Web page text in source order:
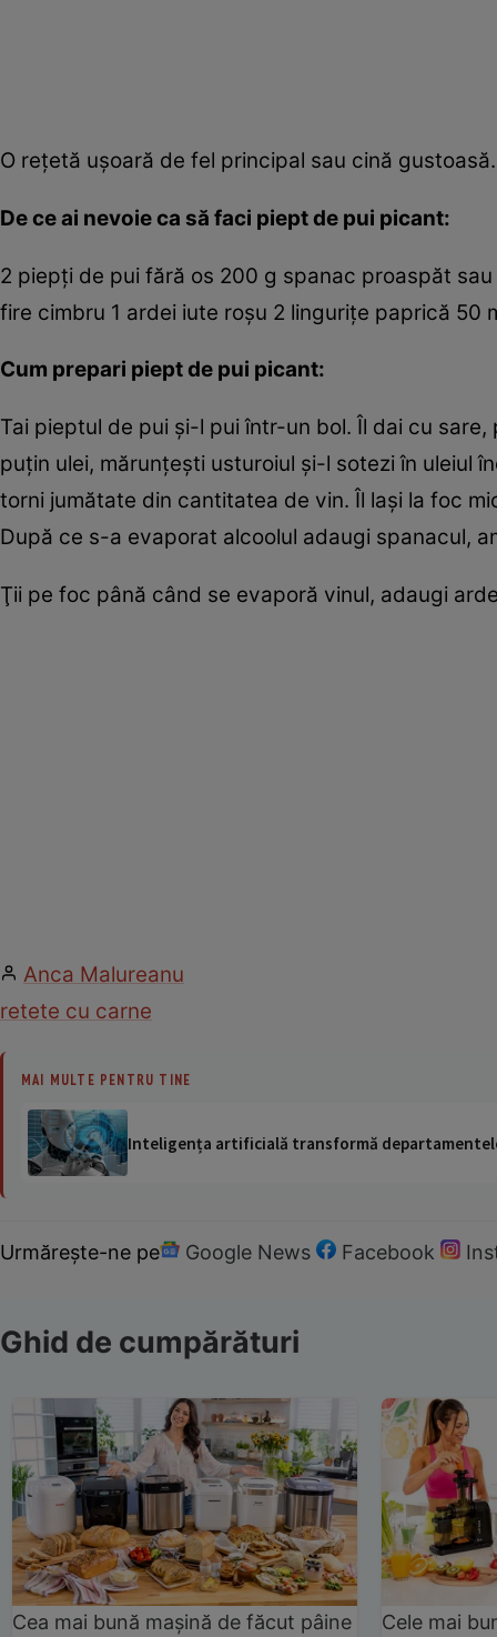
O reţetă uşoară de fel principal sau cină gustoasă.
De ce ai nevoie ca să faci piept de pui picant:
2 piepţi de pui fără os 200 g spanac proaspăt
fire cimbru 1 ardei iute roşu 2 linguriţe paprică 50
Cum prepari piept de pui picant:
Tai pieptul de pui şi-l pui într-un bol. Îl dai cu
puţin ulei, mărunţeşti usturoiul şi-l sotezi în uleiul
torni jumătate din cantitatea de vin. Îl laşi la foc
După ce s-a evaporat alcoolul adaugi spanacul,
Ţii pe foc până când se evaporă vinul, adaugi
Anca Malureanu
retete cu carne
MAI MULTE PENTRU TINE
Inteligența artificială transformă
Urmărește-ne pe Google News Facebook
Ghid de cumpărături
Cea mai bună mașină de făcut pâine
Cele mai